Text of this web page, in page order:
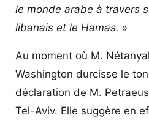
le monde arabe à travers
libanais et le Hamas. »
Au moment où M.
Washington durcisse le
déclaration de M.
Tel-Aviv. Elle suggère en